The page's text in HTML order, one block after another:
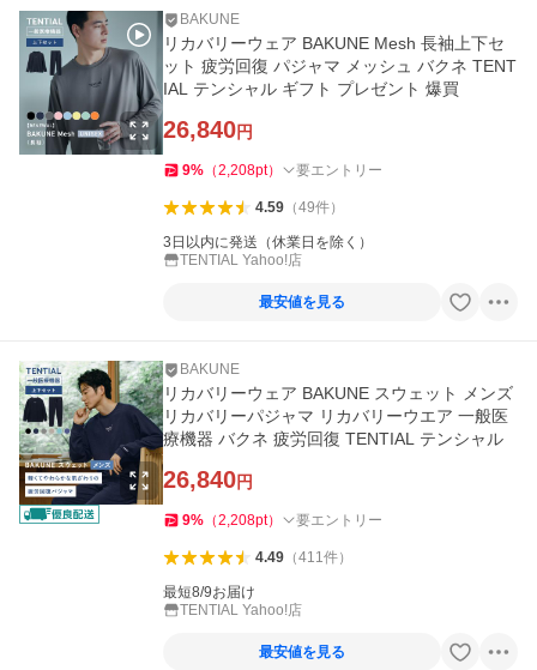
BAKUNE
リカバリーウェア BAKUNE Mesh 長袖上下セ
ット 疲労回復 パジャマ メッシュ バクネ TENT
IAL テンシャル ギフト プレゼント 爆買
26,840円
9% （2,208pt） 要エントリー
4.59（49件）
3日以内に発送（休業日を除く）
TENTIAL Yahoo!店
最安値を見る
BAKUNE
リカバリーウェア BAKUNE スウェット メンズ
リカバリーパジャマ リカバリーウエア 一般医
療機器 バクネ 疲労回復 TENTIAL テンシャル
26,840円
9% （2,208pt） 要エントリー
4.49（411件）
最短8/9お届け
TENTIAL Yahoo!店
最安値を見る